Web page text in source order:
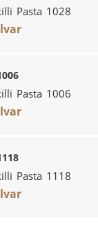
Pasta 1028
Pasta 1006
Pasta 1118